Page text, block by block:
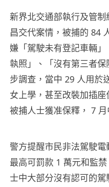
新界北交通部執行及管
昌交代案情，被捕的 84
嫌「駕駛未有登記車輛
執照」、「沒有第三者
步調查，當中 29 人用於
女上學，甚至改裝加插
被捕人士獲准保釋， 7 月
警方提醒市民非法駕駛電
最高可罰款 1 萬元和監
士中大部分沒有認可的